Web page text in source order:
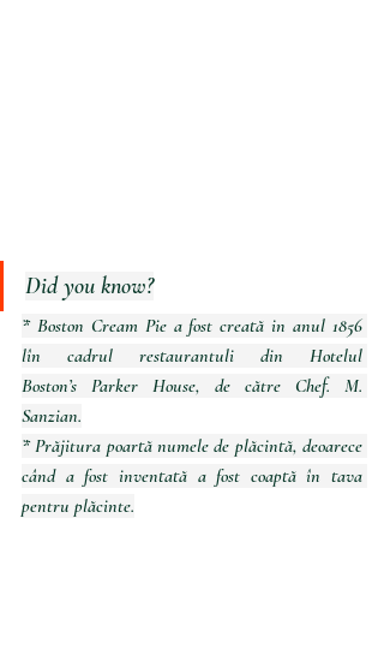
Did you know?
* Boston Cream Pie a fost creată in anul 1856
lîn cadrul restaurantuli din Hotelul
Boston’s Parker House, de către Chef. M.
Sanzian.
* Prăjitura poartă numele de plăcintă, deoarece
când a fost inventată a fost coaptă în tava
pentru plăcinte.